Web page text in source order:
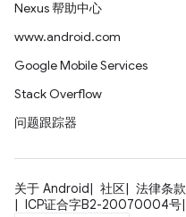
Nexus 帮助中心
www.android.com
Google Mobile Services
Stack Overflow
问题跟踪器
关于 Android 社区 法律条款
ICP证合字B2-20070004号